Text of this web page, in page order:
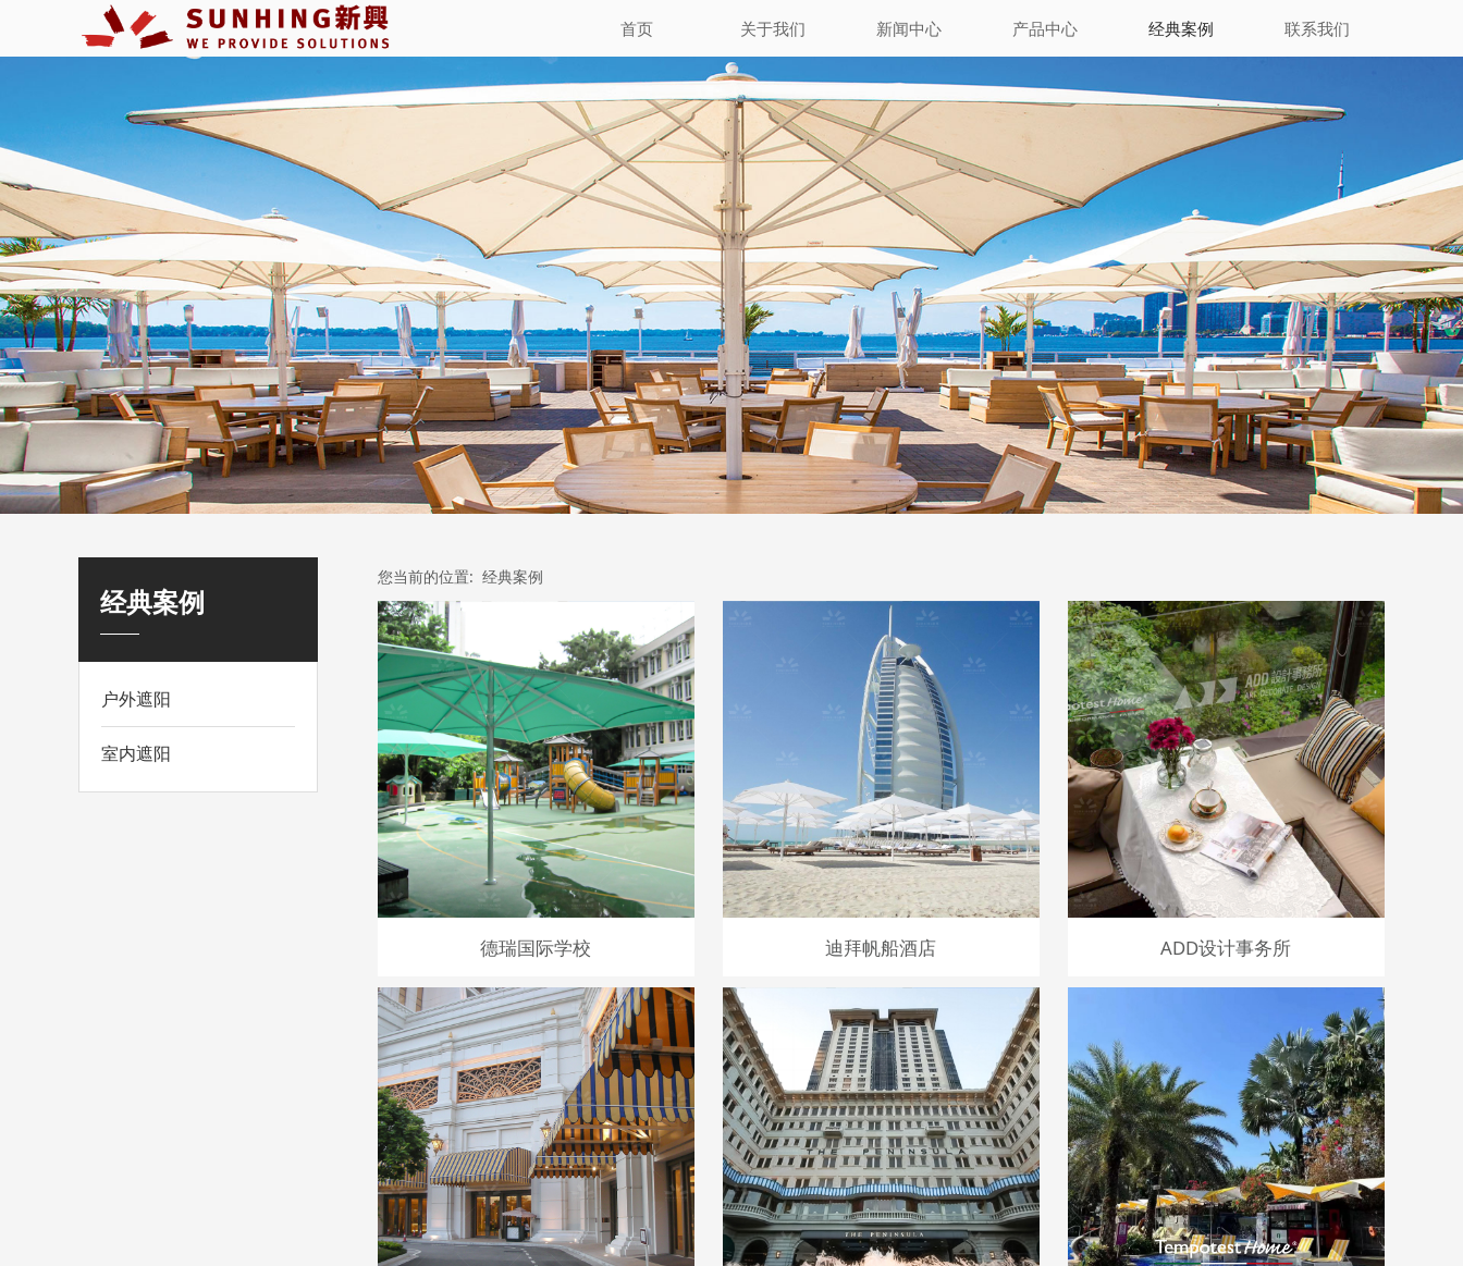
首页 关于我们 新闻中心 产品中心 经典案例 联系我们
经典案例
户外遮阳
室内遮阳
您当前的位置: 经典案例
德瑞国际学校 迪拜帆船酒店 ADD设计事务所